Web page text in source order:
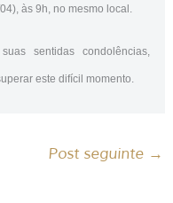
às 9h, no mesmo local.
sentidas condolências,
este difícil momento.
Post seguinte →